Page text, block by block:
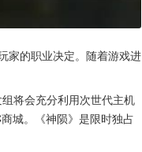
家的职业决定。随着游戏进
将会充分利用次世代主机
城。《神陨》是限时独占